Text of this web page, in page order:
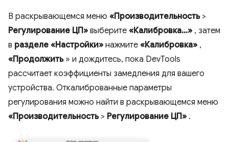
В раскрывающемся меню «Производительность>
Регулирование ЦП» выберите «Калибровка...» , затем
в разделе «Настройки» нажмите «Калибровка» ,
«Продолжить» и дождитесь, пока DevTools
рассчитает коэффициенты замедления для вашего
устройства. Откалиброванные параметры
регулирования можно найти в раскрывающемся меню
«Производительность> Регулирование ЦП» .